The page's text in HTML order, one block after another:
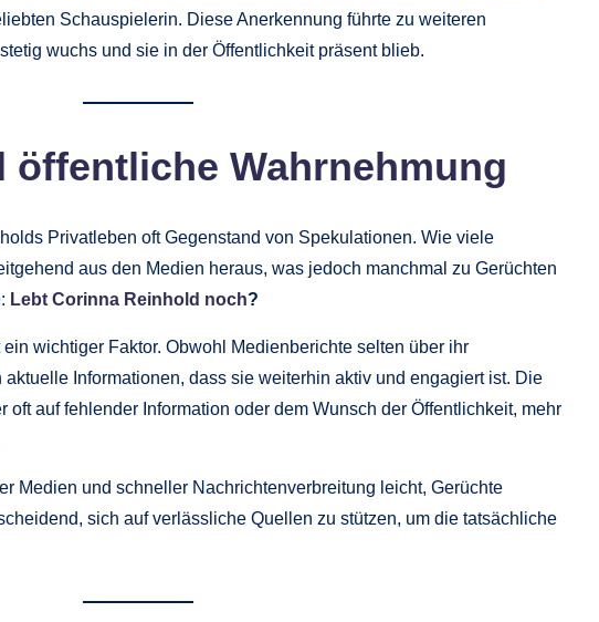
Schauspielerin. Diese Anerkennung führte zu weiteren
wuchs und sie in der Öffentlichkeit präsent blieb.
öffentliche Wahrnehmung
Privatleben oft Gegenstand von Spekulationen. Wie viele
aus den Medien heraus, was jedoch manchmal zu Gerüchten
Lebt Corinna Reinhold noch?
wichtiger Faktor. Obwohl Medienberichte selten über ihr
Informationen, dass sie weiterhin aktiv und engagiert ist. Die
oft auf fehlender Information oder dem Wunsch der Öffentlichkeit, mehr
Medien und schneller Nachrichtenverbreitung leicht, Gerüchte
sich auf verlässliche Quellen zu stützen, um die tatsächliche